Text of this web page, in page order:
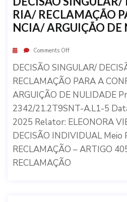
RIA/ RECLAMAÇÃO
NCIA/ ARGUIÇÃO DE
Comments Off
DECISÃO SINGULAR/
RECLAMAÇÃO PARA A
ARGUIÇÃO DE NULIDADE
2342/21.2T9SNT-A.L1-5
2025 Relator: ELEONORA
DECISÃO INDIVIDUAL Meio
RECLAMAÇÃO – ARTIGO
RECLAMAÇÃO